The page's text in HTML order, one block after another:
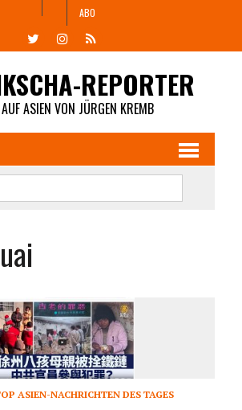
ABO
REPORTER
ASIEN VON JÜRGEN KREMB
ASIEN-NACHRICHTEN DES TAGES